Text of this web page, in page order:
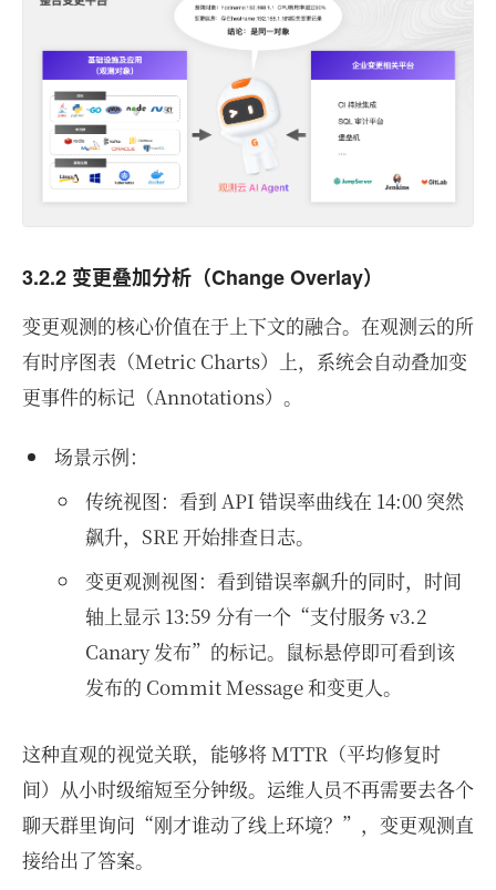
3.2.2 变更叠加分析（Change Overlay）
变更观测的核心价值在于上下文的融合。在观测云的所
有时序图表（Metric Charts）上，系统会自动叠加变
更事件的标记（Annotations）。
场景示例：
传统视图：看到 API 错误率曲线在 14:00 突然
飙升，SRE 开始排查日志。
变更观测视图：看到错误率飙升的同时，时间
轴上显示 13:59 分有一个“支付服务 v3.2
Canary 发布”的标记。鼠标悬停即可看到该
发布的 Commit Message 和变更人。
这种直观的视觉关联，能够将 MTTR（平均修复时
间）从小时级缩短至分钟级。运维人员不再需要去各个
聊天群里询问“刚才谁动了线上环境？”，变更观测直
接给出了答案。